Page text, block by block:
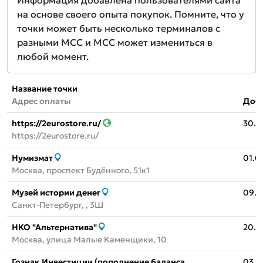
на основе своего опыта покупок. Помните, что у
точки может быть несколько терминалов с
разными MCC и MCC может измениться в
любой момент.
Название точки
Адрес оплаты
https://2eurostore.ru/
https://2eurostore.ru/
Нумизмат
Москва, проспект Будённого, 51к1
Музей истории денег
Санкт-Петербург, , 3Ш
НКО "Альтернатива"
Москва, улица Малые Каменщики, 10